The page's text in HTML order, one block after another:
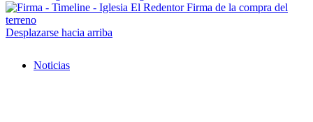
Noticias
Firma de la compra del
terreno
Desplazarse hacia arriba